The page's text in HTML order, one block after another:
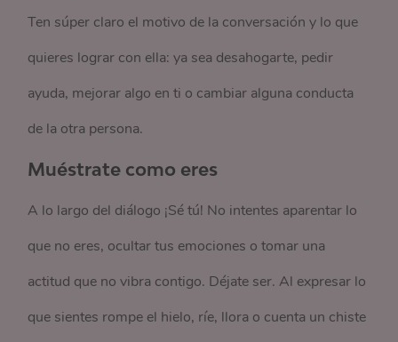
Ten súper claro el motivo de la conversación y lo que
quieres lograr con ella: ya sea desahogarte, pedir
ayuda, mejorar algo en ti o cambiar alguna conducta
de la otra persona.
Muéstrate como eres
A lo largo del diálogo ¡Sé tú! No intentes aparentar lo
que no eres, ocultar tus emociones o tomar una
actitud que no vibra contigo. Déjate ser. Al expresar lo
que sientes rompe el hielo, ríe, llora o cuenta un chiste